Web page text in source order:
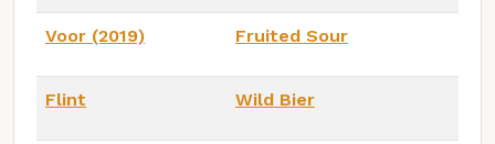
Voor (2019) Fruited Sour
Flint Wild Bier